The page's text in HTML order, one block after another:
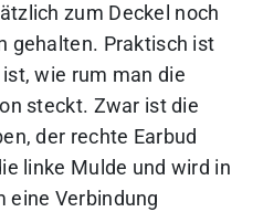
zum Deckel noch
gehalten. Praktisch ist
wie rum man die
steckt. Zwar ist die
der rechte Earbud
linke Mulde und wird in
eine Verbindung